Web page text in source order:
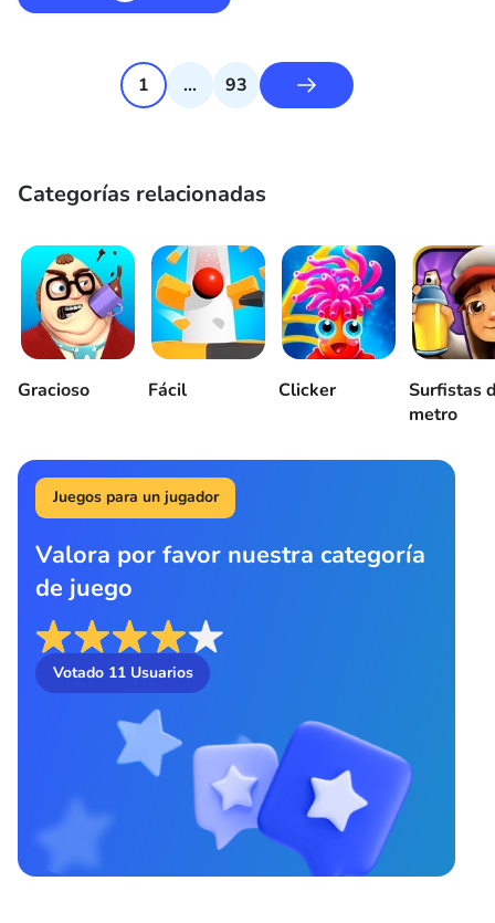
1 ... 93
Categorías relacionadas
Gracioso Fácil Clicker
Surfistas
metro
Juegos para un jugador
Valora por favor nuestra categoría
de juego
Votado 11Usuarios